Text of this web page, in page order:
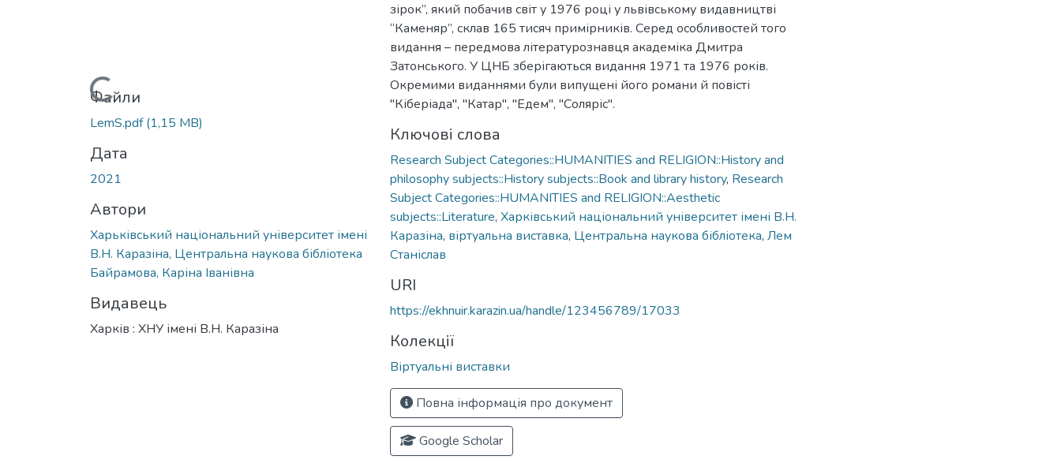
Вантажиться...
Файли
LemS.pdf(1,15 MB)
Дата
2021
Автори
Харьківський національний університет імені
В.Н. Каразіна, Центральна наукова бібліотека
Байрамова, Каріна Іванівна
Видавець
Харків : ХНУ імені В.Н. Каразіна
зірок”, який побачив світ у 1976 році у львівському видавництві
“Каменяр”, склав 165 тисяч примірників. Серед особливостей того
видання – передмова літературознавця академіка Дмитра
Затонського. У ЦНБ зберігаються видання 1971 та 1976 років.
Окремими виданнями були випущені його романи й повісті
"Кіберіада", "Катар", "Едем", "Соляріс".
Ключові слова
Research Subject Categories::HUMANITIES and RELIGION::History and
philosophy subjects::History subjects::Book and library history, Research
Subject Categories::HUMANITIES and RELIGION::Aesthetic
subjects::Literature, Харківський національний університет імені В.Н.
Каразіна, віртуальна виставка, Центральна наукова бібліотека, Лем
Станіслав
URI
https://ekhnuir.karazin.ua/handle/123456789/17033
Колекції
Віртуальні виставки
Повна інформація про документ
Google Scholar